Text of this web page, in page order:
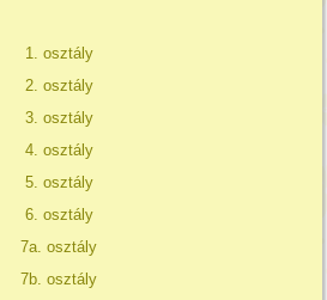
1. osztály
2. osztály
3. osztály
4. osztály
5. osztály
6. osztály
7a. osztály
7b. osztály